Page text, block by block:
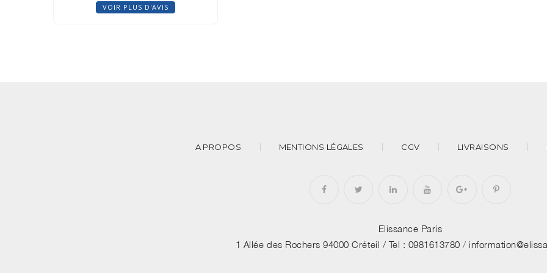
VOIR PLUS D'AVIS
A PROPOS MENTIONS LÉGALES CGV LIVRAISONS
Elissance Paris
1 Allée des Rochers 94000 Créteil / Tel : 0981613780 /